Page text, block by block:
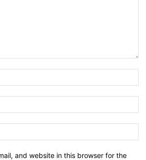
and website in this browser for the